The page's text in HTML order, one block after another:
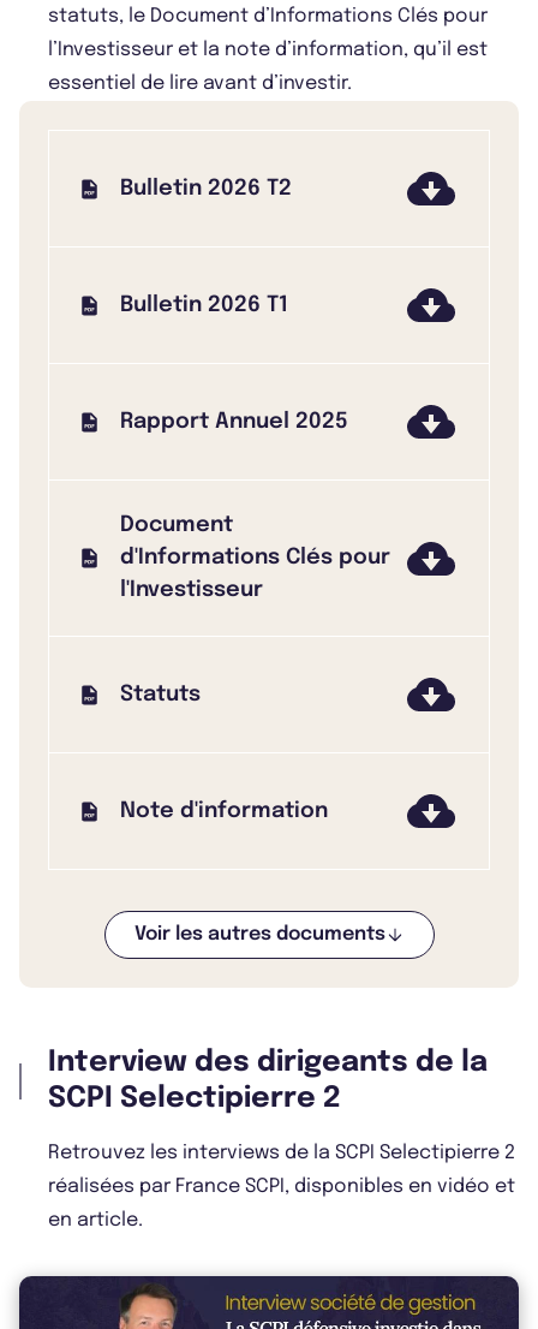
statuts, le Document d’Informations Clés pour
l’Investisseur et la note d’information, qu’il est
essentiel de lire avant d’investir.
Bulletin 2026 T2
Bulletin 2026 T1
Rapport Annuel 2025
Document
d'Informations Clés pour
l'Investisseur
Statuts
Note d'information
Bulletin 2025 T3
Bulletin 2025 T2
Bulletin 2025 T1
Voir les autres documents
Interview des dirigeants de la
SCPI Selectipierre 2
Retrouvez les interviews de la SCPI Selectipierre 2
réalisées par France SCPI, disponibles en vidéo et
en article.